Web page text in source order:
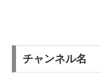
チャンネル名